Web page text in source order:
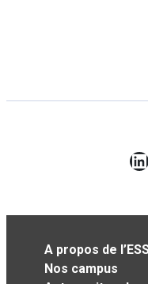
A propos de
Nos campus